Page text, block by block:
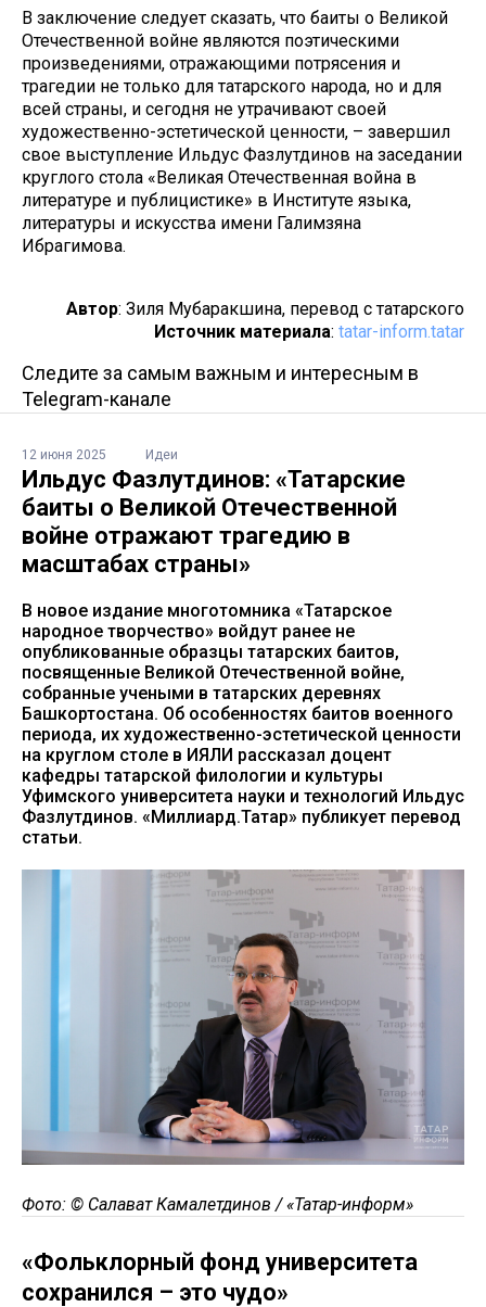
В заключение следует сказать, что баиты о Великой
Отечественной войне являются поэтическими
произведениями, отражающими потрясения и
трагедии не только для татарского народа, но и для
всей страны, и сегодня не утрачивают своей
художественно-эстетической ценности, – завершил
свое выступление Ильдус Фазлутдинов на заседании
круглого стола «Великая Отечественная война в
литературе и публицистике» в Институте языка,
литературы и искусства имени Галимзяна
Ибрагимова.
Автор: Зиля Мубаракшина, перевод с татарского
Источник материала: tatar-inform.tatar
Следите за самым важным и интересным в
Telegram-канале
12 июня 2025 Идеи
Ильдус Фазлутдинов: «Татарские
баиты о Великой Отечественной
войне отражают трагедию в
масштабах страны»
В новое издание многотомника «Татарское
народное творчество» войдут ранее не
опубликованные образцы татарских баитов,
посвященные Великой Отечественной войне,
собранные учеными в татарских деревнях
Башкортостана. Об особенностях баитов военного
периода, их художественно-эстетической ценности
на круглом столе в ИЯЛИ рассказал доцент
кафедры татарской филологии и культуры
Уфимского университета науки и технологий Ильдус
Фазлутдинов. «Миллиард.Татар» публикует перевод
статьи.
Фото: © Салават Камалетдинов / «Татар-информ»
«Фольклорный фонд университета
сохранился – это чудо»